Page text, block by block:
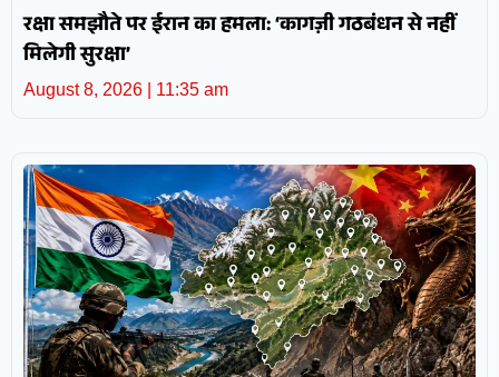
रक्षा समझौते पर ईरान का हमला: ‘कागज़ी गठबंधन से नहीं
मिलेगी सुरक्षा’
August 8, 2026 11:35 am